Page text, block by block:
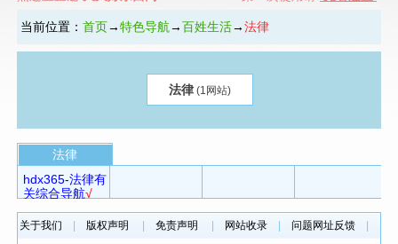
当前位置： 首页→特色导航→百姓生活→法律
法律 (1网站)
法律
hdx365-法律有
关综合导航√
关于我们 版权声明 免责声明 网站收录| 问题网址反馈|